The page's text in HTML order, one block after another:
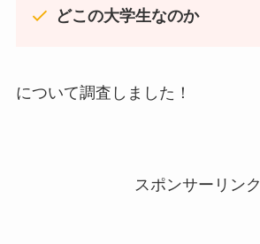
どこの大学生なのか
について調査しました！
スポンサーリンク